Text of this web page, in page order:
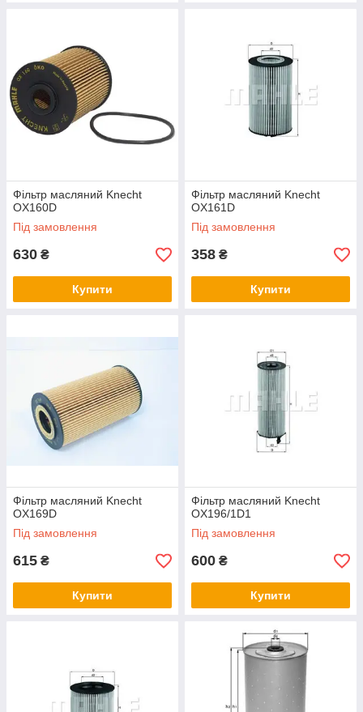
Фільтр масляний Knecht
OX160D
Під замовлення
630 ₴
Купити
Фільтр масляний Knecht
OX161D
Під замовлення
358 ₴
Купити
Фільтр масляний Knecht
OX169D
Під замовлення
615 ₴
Купити
Фільтр масляний Knecht
OX196/1D1
Під замовлення
600 ₴
Купити